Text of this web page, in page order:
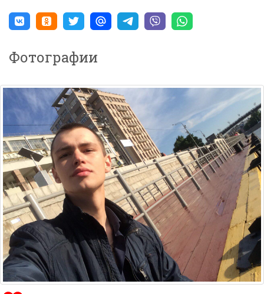
Фотографии